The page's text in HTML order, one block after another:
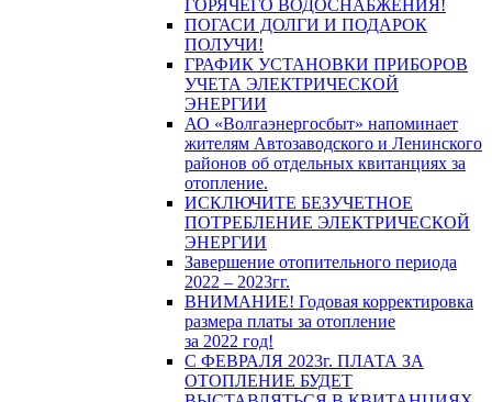
ГОРЯЧЕГО ВОДОСНАБЖЕНИЯ!
ПОГАСИ ДОЛГИ И ПОДАРОК
ПОЛУЧИ!
ГРАФИК УСТАНОВКИ ПРИБОРОВ
УЧЕТА ЭЛЕКТРИЧЕСКОЙ
ЭНЕРГИИ
АО «Волгаэнергосбыт» напоминает
жителям Автозаводского и Ленинского
районов об отдельных квитанциях за
отопление.
ИСКЛЮЧИТЕ БЕЗУЧЕТНОЕ
ПОТРЕБЛЕНИЕ ЭЛЕКТРИЧЕСКОЙ
ЭНЕРГИИ
Завершение отопительного периода
2022 – 2023гг.
ВНИМАНИЕ! Годовая корректировка
размера платы за отопление
за 2022 год!
С ФЕВРАЛЯ 2023г. ПЛАТА ЗА
ОТОПЛЕНИЕ БУДЕТ